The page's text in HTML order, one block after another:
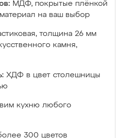
МДФ, покрытые плёнкой
на ваш выбор
толщина 26 мм
камня,
ХДФ в цвет столешницы
кухню любого
300 цветов